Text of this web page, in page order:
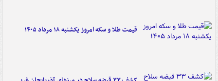
قیمت طلا و سکه امروز یکشنبه ۱۸ مرداد ۱۴۰۵